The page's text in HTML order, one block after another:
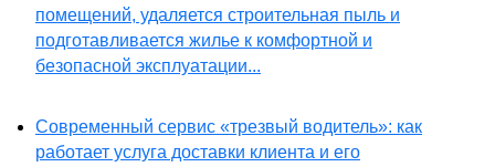
помещений, удаляется строительная пыль и
подготавливается жилье к комфортной и
безопасной эксплуатации...
Современный сервис «трезвый водитель»: как
работает услуга доставки клиента и его